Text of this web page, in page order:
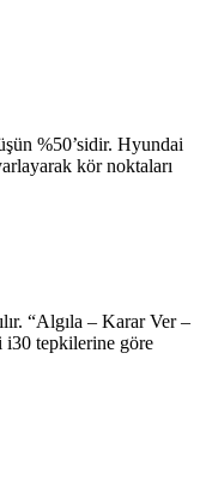
%50’sidir. Hyundai
kör noktaları
“Algıla – Karar Ver –
tepkilerine göre